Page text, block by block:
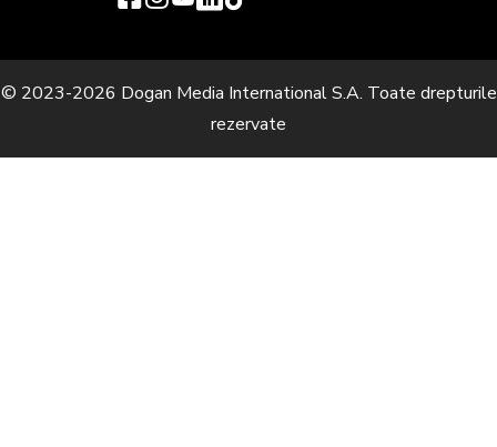
© 2023-2026 Dogan Media International S.A. Toate drepturile
rezervate